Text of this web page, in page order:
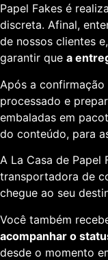
Papel Fakes é
discreta. Afinal,
de nossos clientes
garantir que a
Após a
processado e
embaladas em
do conteúdo, para
A La Casa de Papel
transportadora de
chegue ao seu
Você também
acompanhar o
desde o momento